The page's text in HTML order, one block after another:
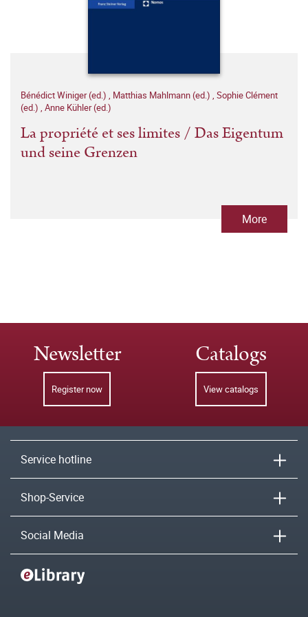
Bénédict Winiger (ed.) , Matthias Mahlmann (ed.) , Sophie Clément
(ed.) , Anne Kühler (ed.)
La propriété et ses limites / Das Eigentum
und seine Grenzen
More
Newsletter
Register now
Catalogs
View catalogs
Service hotline
Shop-Service
Social Media